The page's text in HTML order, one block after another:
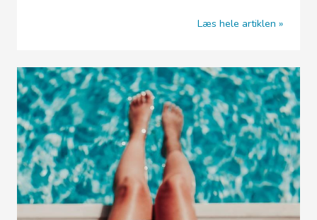
Læs hele artiklen